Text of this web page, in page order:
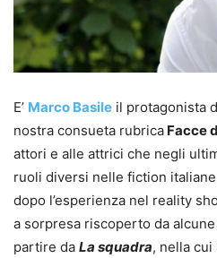
E’ Marco Basile il protagonista
nostra consueta rubrica Facce
attori e alle attrici che negli
ruoli diversi nelle fiction italiane.
dopo l’esperienza nel reality
a sorpresa riscoperto da
partire da La squadra, nella